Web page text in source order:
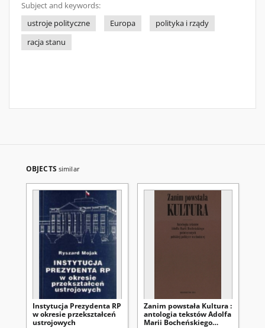
Subject and keywords:
ustroje polityczne
Europa
polityka i rządy
racja stanu
OBJECTS similar
Instytucja Prezydenta RP
w okresie przekształceń
ustrojowych
Zanim powstała Kultura :
antologia tekstów Adolfa
Marii Bocheńskiego